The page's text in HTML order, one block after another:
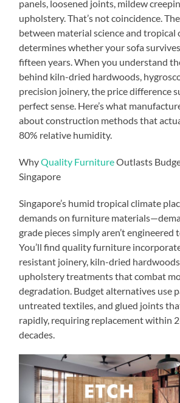
panels, loosened joints, mildew
upholstery. That’s not coincidence.
between material science and tropical
determines whether your sofa
fifteen years. When you understand
behind kiln-dried hardwoods,
precision joinery, the price difference
perfect sense. Here’s what
about construction methods that
80% relative humidity.
WhyQuality FurnitureOutlasts
Singapore
Singapore’s humid tropical climate
demands on furniture
grade pieces simply aren’t engineered
You’ll find quality furniture
resistant joinery, kiln-dried
upholstery treatments that combat
degradation. Budget alternatives use
untreated textiles, and glued joints
rapidly, requiring replacement within
decades.